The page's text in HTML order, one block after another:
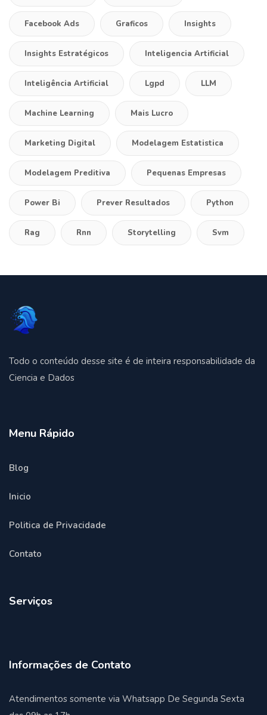
Facebook Ads Graficos Insights
Insights Estratégicos Inteligencia Artificial
Inteligência Artificial Lgpd LLM
Machine Learning Mais Lucro
Marketing Digital Modelagem Estatistica
Modelagem Preditiva Pequenas Empresas
Power Bi Prever Resultados Python
Rag Rnn Storytelling Svm
Todo o conteúdo desse site é de inteira responsabilidade da
Ciencia e Dados
Menu Rápido
Blog
Inicio
Politica de Privacidade
Contato
Serviços
Informações de Contato
Atendimentos somente via Whatsapp De Segunda Sexta